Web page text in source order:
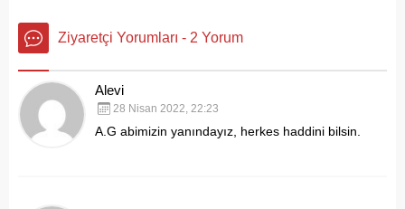
Ziyaretçi Yorumları - 2 Yorum
Alevi
28 Nisan 2022, 22:23
A.G abimizin yanındayız, herkes haddini bilsin.